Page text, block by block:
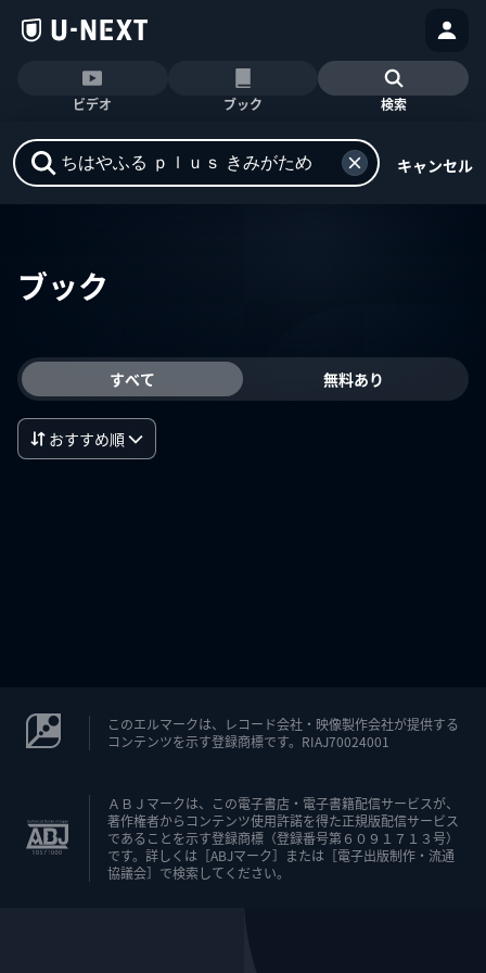
ビデオ ブック 検索
キャンセル
ブック
すべて 無料あり
おすすめ順
このエルマークは、レコード会社・映像製作会社が提供する
コンテンツを示す登録商標です。RIAJ70024001
ＡＢＪマークは、この電子書店・電子書籍配信サービスが、
著作権者からコンテンツ使用許諾を得た正規版配信サービス
であることを示す登録商標（登録番号第６０９１７１３号）
です。詳しくは［ABJマーク］または［電子出版制作・流通
協議会］で検索してください。